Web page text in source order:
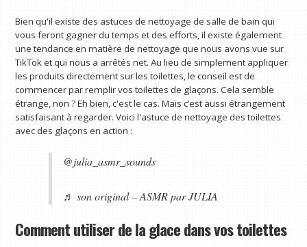
Bien qu'il existe des astuces de nettoyage de salle de bain qui
vous feront gagner du temps et des efforts, il existe également
une tendance en matière de nettoyage que nous avons vue sur
TikTok et qui nous a arrêtés net. Au lieu de simplement appliquer
les produits directement sur les toilettes, le conseil est de
commencer par remplir vos toilettes de glaçons. Cela semble
étrange, non ? Eh bien, c'est le cas. Mais c’est aussi étrangement
satisfaisant à regarder. Voici l'astuce de nettoyage des toilettes
avec des glaçons en action :
@julia_asmr_sounds
♬ son original – ASMR par JULIA
Comment utiliser de la glace dans vos toilettes